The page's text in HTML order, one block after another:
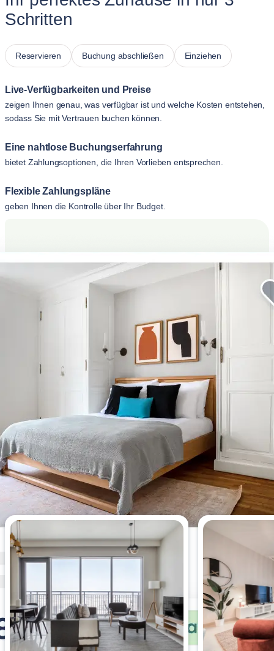
Schritten
Reservieren Buchung abschließen Einziehen
Live-Verfügbarkeiten und Preise
zeigen Ihnen genau, was verfügbar ist und welche Kosten entstehen,
sodass Sie mit Vertrauen buchen können.
Eine nahtlose Buchungserfahrung
bietet Zahlungsoptionen, die Ihren Vorlieben entsprechen.
Flexible Zahlungspläne
geben Ihnen die Kontrolle über Ihr Budget.
Die meistgesehenen 1-
Schlafzimmer-Wohnungen dieser
Woche.